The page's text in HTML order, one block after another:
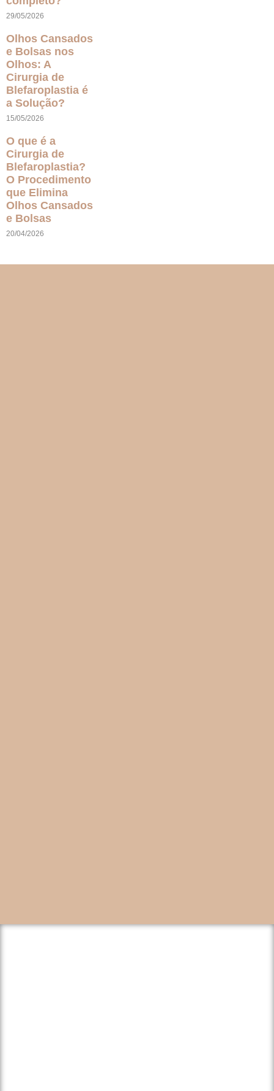
29/05/2026
Olhos Cansados
e Bolsas nos
Olhos: A
Cirurgia de
Blefaroplastia é
a Solução?
15/05/2026
O que é a
Cirurgia de
Blefaroplastia?
O Procedimento
que Elimina
Olhos Cansados
e Bolsas
20/04/2026